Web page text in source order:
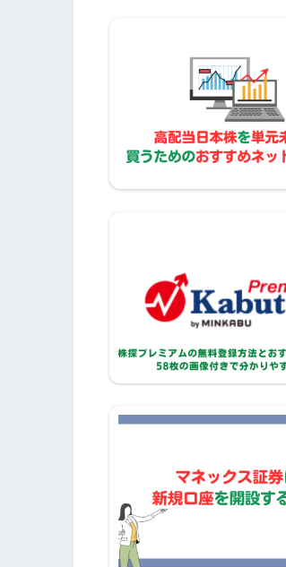
Q32 Q33
Q42 Q43
Q51 Q52 Q53
2020年9月日本FP協会
2020年9月きんざい実
2020年9月きんざい実